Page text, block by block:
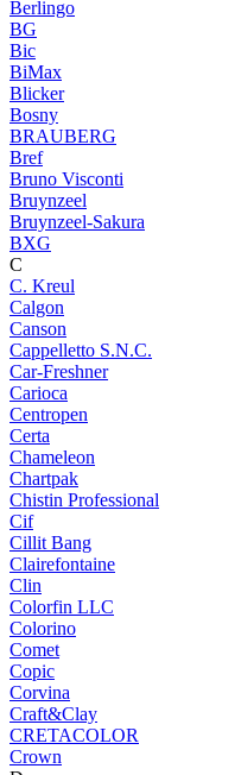
Berlingo
BG
Bic
BiMax
Blicker
Bosny
BRAUBERG
Bref
Bruno Visconti
Bruynzeel
Bruynzeel-Sakura
BXG
C
C. Kreul
Calgon
Canson
Cappelletto S.N.C.
Car-Freshner
Carioca
Centropen
Certa
Chameleon
Chartpak
Chistin Professional
Cif
Cillit Bang
Clairefontaine
Clin
Colorfin LLC
Colorino
Comet
Copic
Corvina
Craft&Clay
CRETACOLOR
Crown